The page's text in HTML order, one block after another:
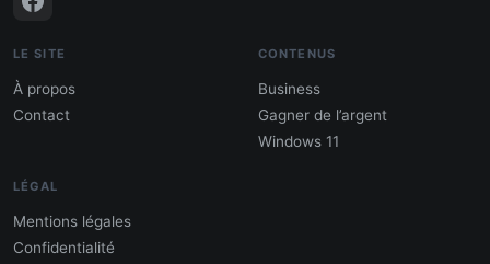
LE SITE
À propos
Contact
CONTENUS
Business
Gagner de l’argent
Windows 11
LÉGAL
Mentions légales
Confidentialité